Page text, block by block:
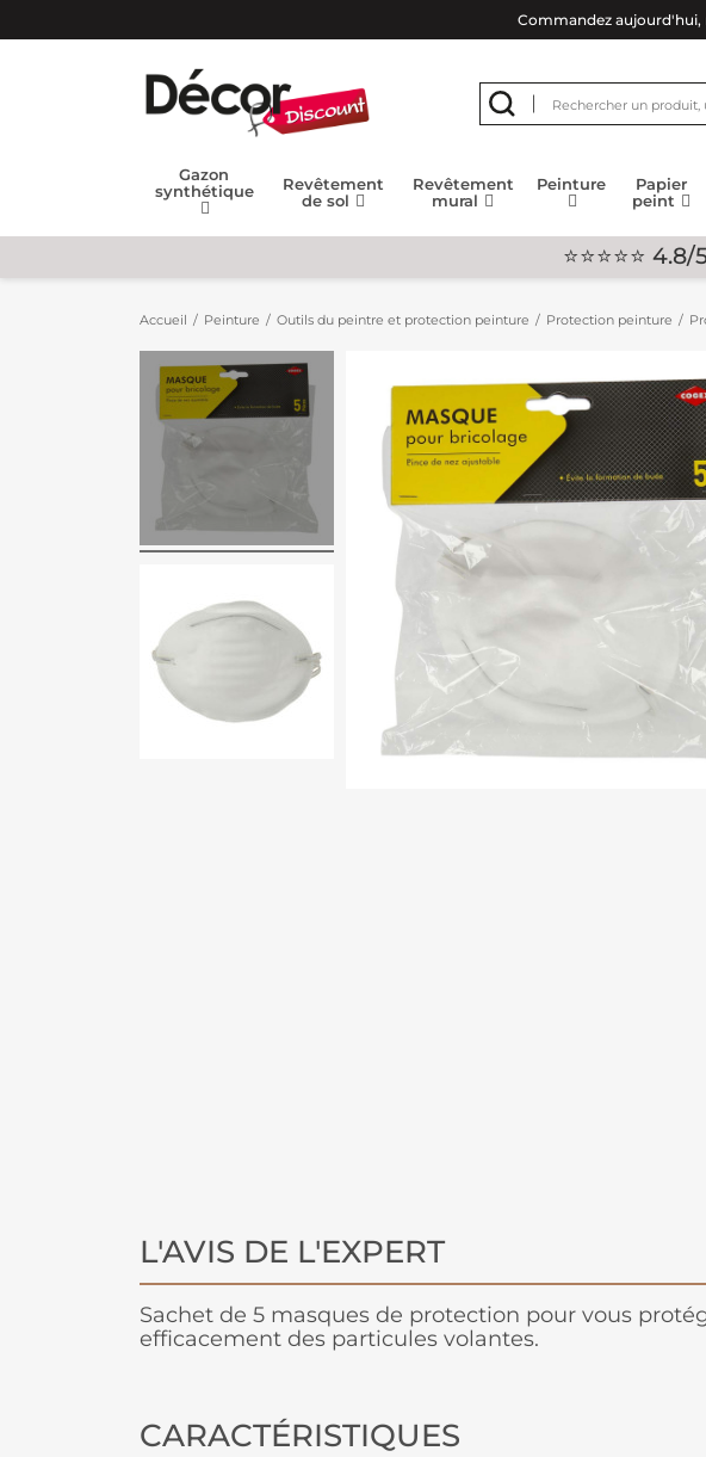
Commandez aujourd'hui,
Gazon
synthétique
Revêtement
de sol
Revêtement
mural
Peinture
Papier
peint
⭐⭐⭐⭐⭐
Accueil Peinture Outils du peintre et protection peinture Protection peinture
L'AVIS DE L'EXPERT
Sachet de 5 masques de protection pour vous
efficacement des particules volantes.
CARACTÉRISTIQUES